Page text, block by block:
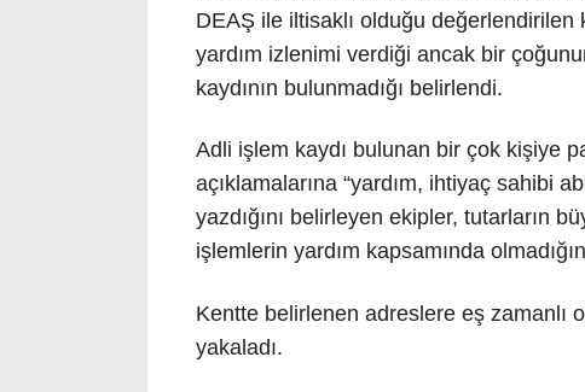
DEAŞ ile iltisaklı olduğu
yardım izlenimi verdiği ancak bir
kaydının bulunmadığı belirlendi.
Adli işlem kaydı bulunan bir çok kişiye
açıklamalarına “yardım, ihtiyaç sahibi
yazdığını belirleyen ekipler, tutarların
işlemlerin yardım kapsamında
Kentte belirlenen adreslere eş zamanlı
yakaladı.